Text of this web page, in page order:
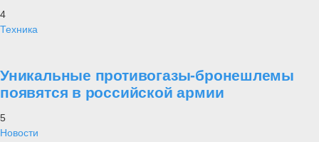
4
Техника
Уникальные противогазы-бронешлемы
появятся в российской армии
5
Новости